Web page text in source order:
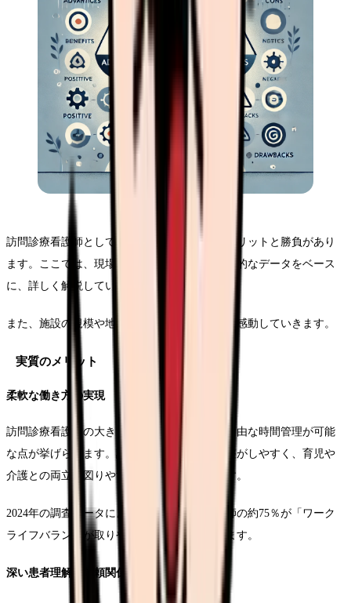
訪問診療看護師として働くことには、様々なメリットと勝負があり
ます。ここでは、現場で働く看護師の声や具体的なデータをベース
に、詳しく解説していきます。
また、施設の規模や地域による違いについても感動していきます。
実質のメリット
柔軟な働き方の実現
訪問診療看護師の大きな特徴として、比較的自由な時間管理が可能
な点が挙げられます。訪問スケジュールの調整がしやすく、育児や
介護との両立を図りやすい環境となっています。
2024年の調査データによると、訪問診療看護師の約75％が「ワーク
ライフバランスが取りやすい」と回答しています。
深い患者理解と信頼関係の構築